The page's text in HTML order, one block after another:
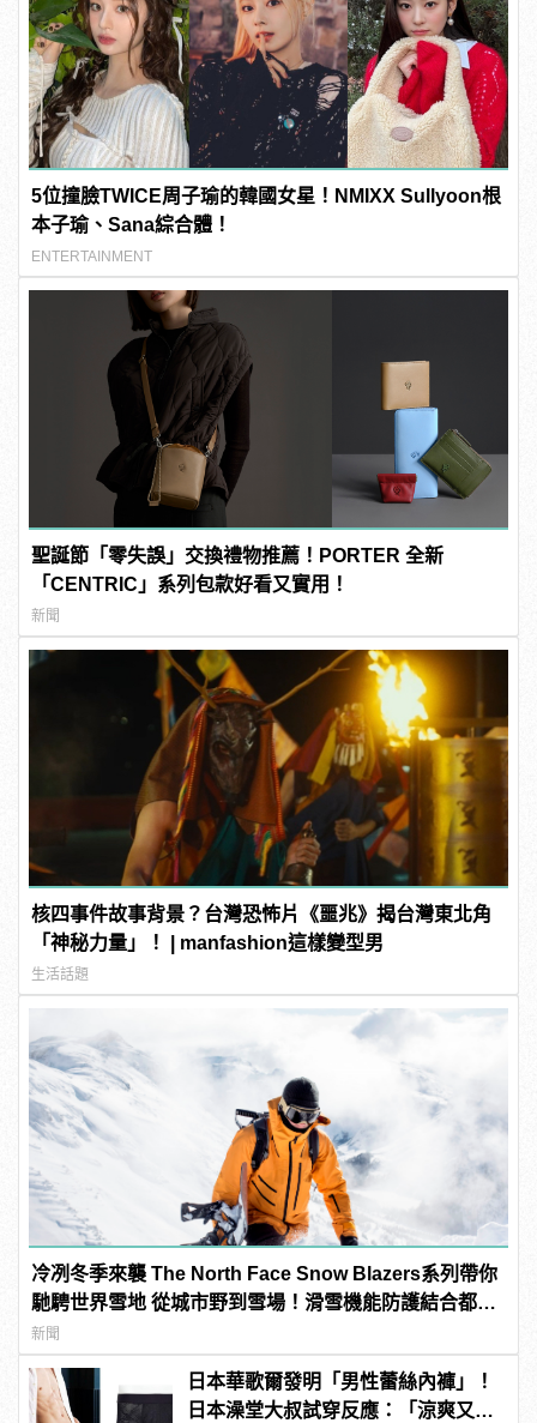
5位撞臉TWICE周子瑜的韓國女星！NMIXX Sullyoon根
本子瑜、Sana綜合體！
ENTERTAINMENT
聖誕節「零失誤」交換禮物推薦！PORTER 全新
「CENTRIC」系列包款好看又實用！
新聞
核四事件故事背景？台灣恐怖片《噩兆》揭台灣東北角
「神秘力量」！ | manfashion這樣變型男
生活話題
冷冽冬季來襲 The North Face Snow Blazers系列帶你
馳騁世界雪地 從城市野到雪場！滑雪機能防護結合都市
感 重新定義雪地時尚
新聞
日本華歌爾發明「男性蕾絲內褲」！
日本澡堂大叔試穿反應：「涼爽又透